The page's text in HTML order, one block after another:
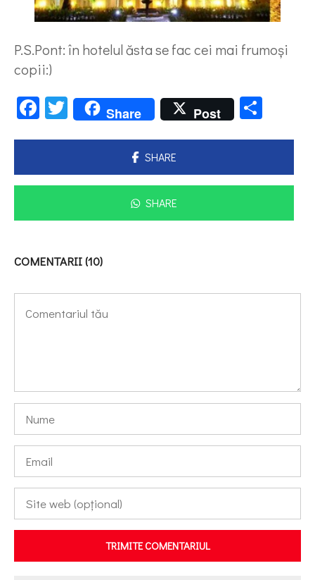
P.S.Pont: în hotelul ăsta se fac cei mai frumoşi
copii:)
Facebook
Twitter
Share Post
SHARE
SHARE
COMENTARII (10)
TRIMITE COMENTARIUL